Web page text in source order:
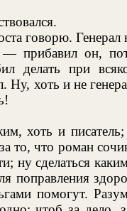
говорю. Генерал
— прибавил он,
делать при
хоть и не
хоть и
то, что роман
ну сделаться
поправления
помогут.